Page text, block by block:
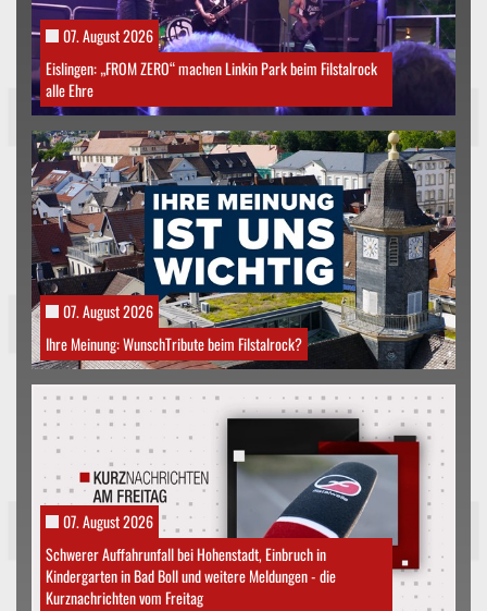
07. August 2026
Eislingen: „FROM ZERO“ machen Linkin Park beim Filstalrock
alle Ehre
07. August 2026
Ihre Meinung: WunschTribute beim Filstalrock?
07. August 2026
Schwerer Auffahrunfall bei Hohenstadt, Einbruch in
Kindergarten in Bad Boll und weitere Meldungen - die
Kurznachrichten vom Freitag